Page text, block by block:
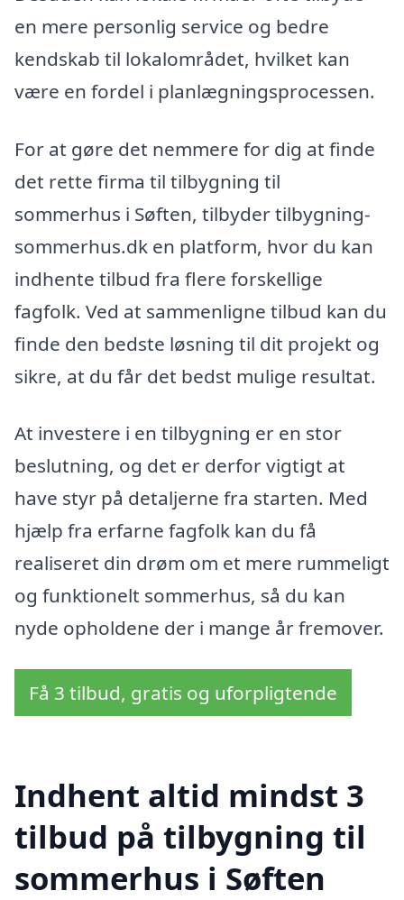
en mere personlig service og bedre
kendskab til lokalområdet, hvilket kan
være en fordel i planlægningsprocessen.
For at gøre det nemmere for dig at finde
det rette firma til tilbygning til
sommerhus i Søften, tilbyder tilbygning-
sommerhus.dk en platform, hvor du kan
indhente tilbud fra flere forskellige
fagfolk. Ved at sammenligne tilbud kan du
finde den bedste løsning til dit projekt og
sikre, at du får det bedst mulige resultat.
At investere i en tilbygning er en stor
beslutning, og det er derfor vigtigt at
have styr på detaljerne fra starten. Med
hjælp fra erfarne fagfolk kan du få
realiseret din drøm om et mere rummeligt
og funktionelt sommerhus, så du kan
nyde opholdene der i mange år fremover.
Få 3 tilbud, gratis og uforpligtende
Indhent altid mindst 3
tilbud på tilbygning til
sommerhus i Søften